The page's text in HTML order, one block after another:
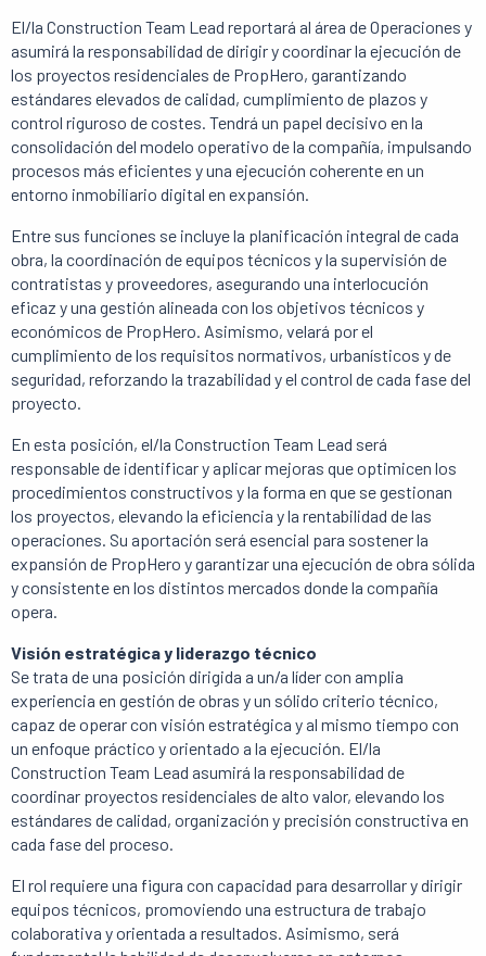
El/la Construction Team Lead reportará al área de Operaciones y
asumirá la responsabilidad de dirigir y coordinar la ejecución de
los proyectos residenciales de PropHero, garantizando
estándares elevados de calidad, cumplimiento de plazos y
control riguroso de costes. Tendrá un papel decisivo en la
consolidación del modelo operativo de la compañía, impulsando
procesos más eficientes y una ejecución coherente en un
entorno inmobiliario digital en expansión.
Entre sus funciones se incluye la planificación integral de cada
obra, la coordinación de equipos técnicos y la supervisión de
contratistas y proveedores, asegurando una interlocución
eficaz y una gestión alineada con los objetivos técnicos y
económicos de PropHero. Asimismo, velará por el
cumplimiento de los requisitos normativos, urbanísticos y de
seguridad, reforzando la trazabilidad y el control de cada fase del
proyecto.
En esta posición, el/la Construction Team Lead será
responsable de identificar y aplicar mejoras que optimicen los
procedimientos constructivos y la forma en que se gestionan
los proyectos, elevando la eficiencia y la rentabilidad de las
operaciones. Su aportación será esencial para sostener la
expansión de PropHero y garantizar una ejecución de obra sólida
y consistente en los distintos mercados donde la compañía
opera.
Visión estratégica y liderazgo técnico
Se trata de una posición dirigida a un/a líder con amplia
experiencia en gestión de obras y un sólido criterio técnico,
capaz de operar con visión estratégica y al mismo tiempo con
un enfoque práctico y orientado a la ejecución. El/la
Construction Team Lead asumirá la responsabilidad de
coordinar proyectos residenciales de alto valor, elevando los
estándares de calidad, organización y precisión constructiva en
cada fase del proceso.
El rol requiere una figura con capacidad para desarrollar y dirigir
equipos técnicos, promoviendo una estructura de trabajo
colaborativa y orientada a resultados. Asimismo, será